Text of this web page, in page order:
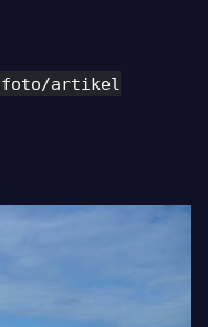
foto/artikel